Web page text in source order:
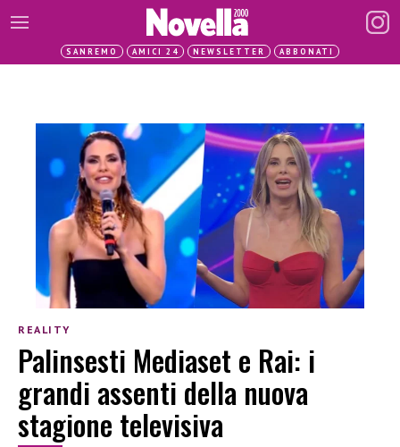
SANREMO AMICI 24 NEWSLETTER ABBONATI
REALITY
Palinsesti Mediaset e Rai: i
grandi assenti della nuova
stagione televisiva